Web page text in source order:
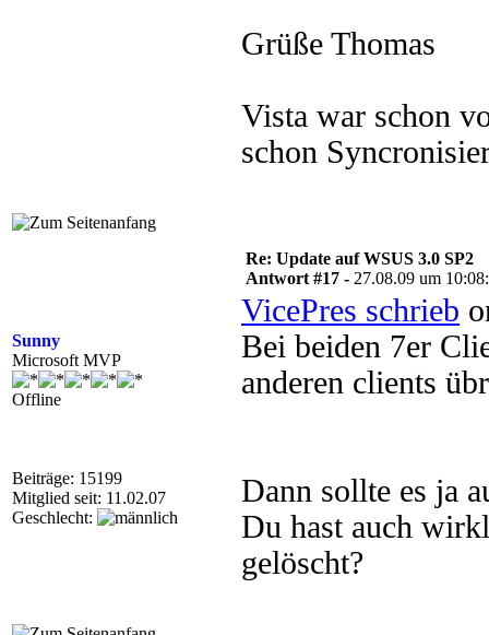
Grüße Thomas
Vista war schon
schon
Sunny
Microsoft MVP
Offline
Beiträge: 15199
Mitglied seit: 11.02.07
Geschlecht:
Re: Update auf WSUS 3.0 SP2
Antwort #17 - 27.08.09 um
VicePres schrieb
Bei beiden 7er
anderen clients
Dann sollte es ja
Du hast auch
gelöscht?